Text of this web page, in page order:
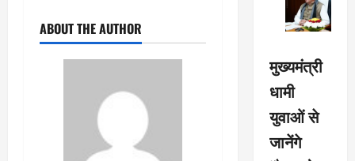
ABOUT THE AUTHOR
मुख्यमंत्री
धामी
युवाओं से
जानेंगे